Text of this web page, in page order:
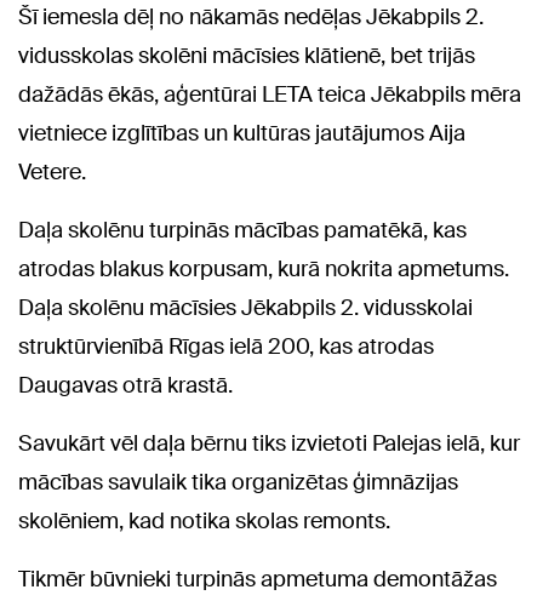
Šī iemesla dēļ no nākamās nedēļas Jēkabpils 2.
vidusskolas skolēni mācīsies klātienē, bet trijās
dažādās ēkās, aģentūrai LETA teica Jēkabpils mēra
vietniece izglītības un kultūras jautājumos Aija
Vetere.
Daļa skolēnu turpinās mācības pamatēkā, kas
atrodas blakus korpusam, kurā nokrita apmetums.
Daļa skolēnu mācīsies Jēkabpils 2. vidusskolai
struktūrvienībā Rīgas ielā 200, kas atrodas
Daugavas otrā krastā.
Savukārt vēl daļa bērnu tiks izvietoti Palejas ielā, kur
mācības savulaik tika organizētas ģimnāzijas
skolēniem, kad notika skolas remonts.
Tikmēr būvnieki turpinās apmetuma demontāžas